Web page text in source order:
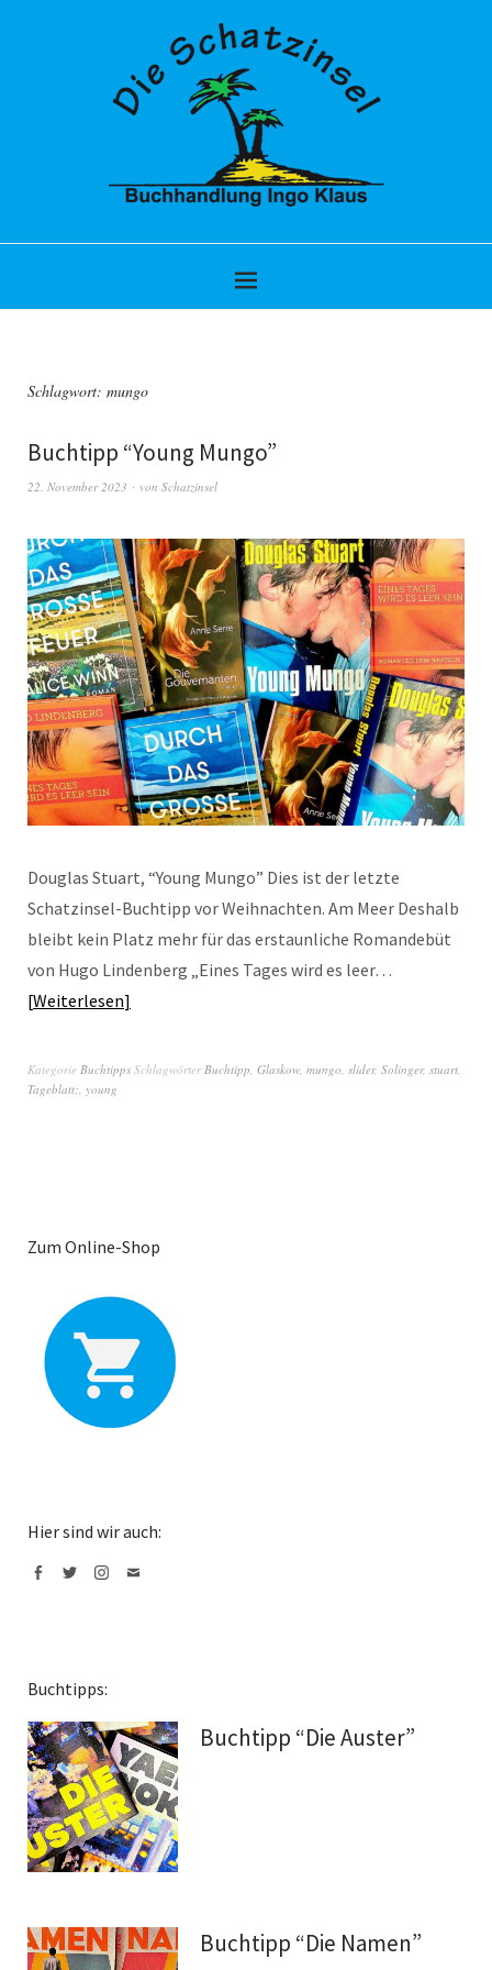
Schlagwort: mungo
Buchtipp “Young Mungo”
22. November 2023 von Schatzinsel
Douglas Stuart, “Young Mungo” Dies ist der letzte
Schatzinsel-Buchtipp vor Weihnachten. Am Meer Deshalb
bleibt kein Platz mehr für das erstaunliche Romandebüt
von Hugo Lindenberg „Eines Tages wird es leer…
Weiterlesen
Kategorie Buchtipps Schlagwörter Buchtipp Glaskow mungo slider, Solinger, stuart
Tageblatt; young
Zum Online-Shop
Hier sind wir auch:
Buchtipps:
Buchtipp “Die Auster”
Buchtipp “Die Namen”